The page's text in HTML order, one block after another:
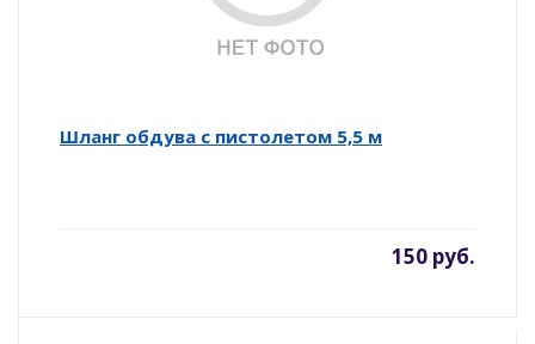
Шланг обдува с пистолетом 5,5 м
150 руб.